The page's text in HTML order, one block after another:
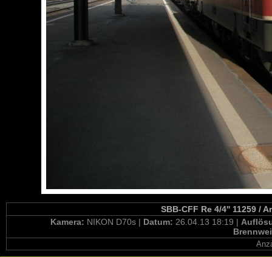
SBB-CFF Re 4/4'' 11259 /
Kamera: NIKON D70s | Datum: 26.04.13 18:19 |